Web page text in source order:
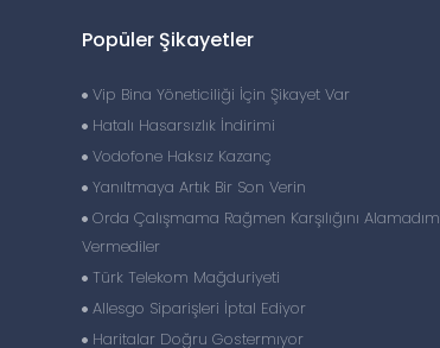
Popüler Şikayetler
Vip Bina Yöneticiliği İçin Şikayet Var
Hatalı Hasarsızlık İndirimi
Vodofone Haksız Kazanç
Yanıltmaya Artık Bir Son Verin
Orda Çalışmama Rağmen Karşılığını Alamadım
Vermediler
Türk Telekom Mağduriyeti
Allesgo Siparişleri İptal Ediyor
Haritalar Doğru Gostermıyor